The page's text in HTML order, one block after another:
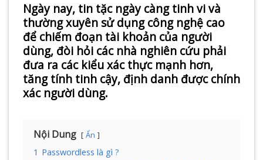
Ngày nay, tin tặc ngày càng tinh vi và
thường xuyên sử dụng công nghệ cao
để chiếm đoạn tài khoản của người
dùng, đòi hỏi các nhà nghiên cứu phải
đưa ra các kiểu xác thực mạnh hơn,
tăng tính tinh cậy, định danh được chính
xác người dùng.
Nội Dung Ẩn
1 Passwordless là gì ?​